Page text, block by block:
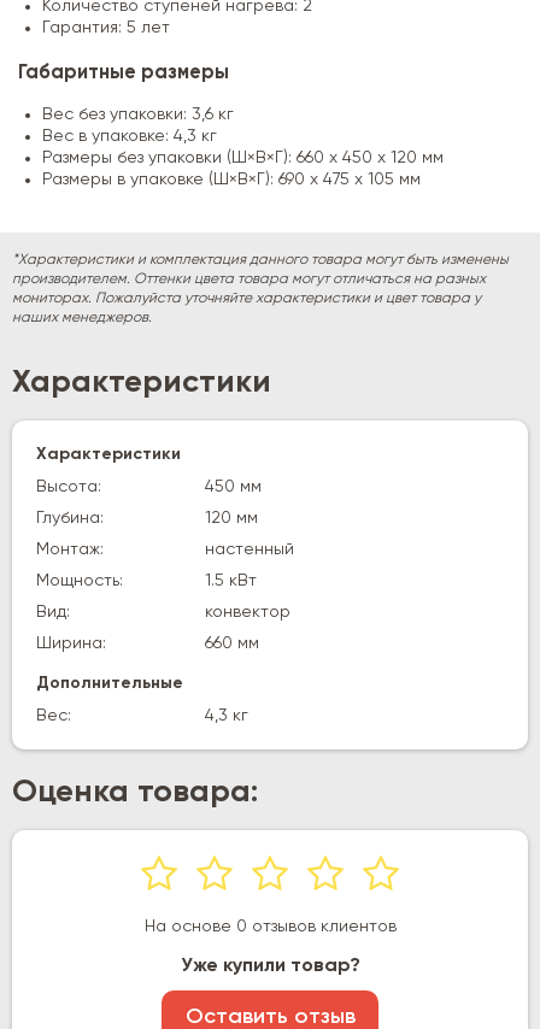
Количество ступеней нагрева: 2
Гарантия: 5 лет
Габаритные размеры
Вес без упаковки: 3,6 кг
Вес в упаковке: 4,3 кг
Размеры без упаковки (Ш×В×Г): 660 х 450 х 120 мм
Размеры в упаковке (Ш×В×Г): 690 х 475 х 105 мм
*Характеристики и комплектация данного товара могут быть изменены
производителем. Оттенки цвета товара могут отличаться на разных
мониторах. Пожалуйста уточняйте характеристики и цвет товара у
наших менеджеров.
Характеристики
Характеристики
Высота:
450 мм
Глубина:
120 мм
Монтаж:
настенный
Мощность:
1.5 кВт
Вид:
конвектор
Ширина:
660 мм
Дополнительные
Вес:
4,3 кг
Оценка товара:
На основе 0 отзывов клиентов
Уже купили товар?
Оставить отзыв